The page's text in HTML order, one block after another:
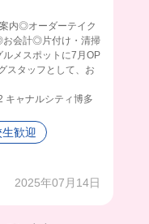
内◎オーダーテイク
会計◎片付け・清掃
メスポットに7月OP
スタッフとして、お
キャナルシティ博多
歓迎
2025年07月14日